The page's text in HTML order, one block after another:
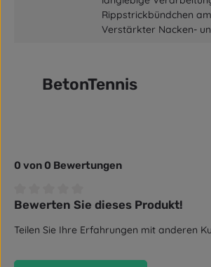
Rippstrickbündchen
Verstärkter Nacken-
BetonTennis
0 von 0 Bewertungen
Durchschnittliche Bewertung von 0 von 5
Bewerten Sie dieses Produkt!
Teilen Sie Ihre Erfahrungen mit anderen